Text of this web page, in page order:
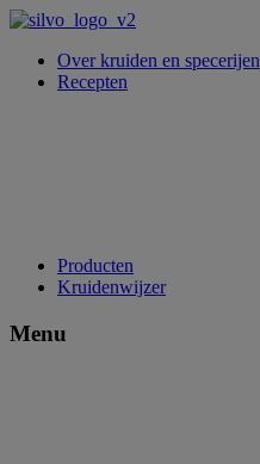
Over kruiden en specerijen
Recepten
Producten
Kruidenwijzer
Menu